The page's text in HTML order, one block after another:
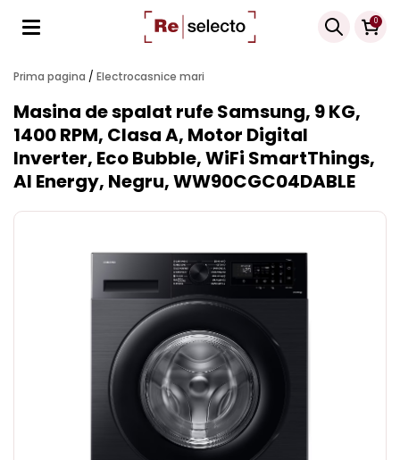
0
Products
search
Prima pagina / Electrocasnice mari
Masina de spalat rufe Samsung, 9 KG,
1400 RPM, Clasa A, Motor Digital
Inverter, Eco Bubble, WiFi SmartThings,
AI Energy, Negru, WW90CGC04DABLE